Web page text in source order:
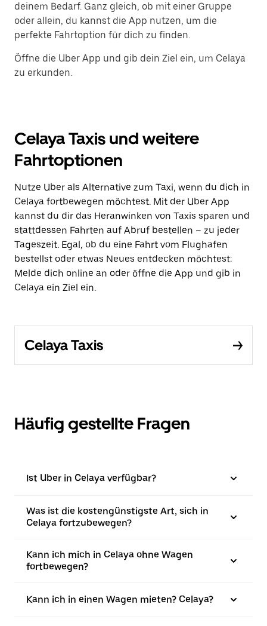
deinem Bedarf. Ganz gleich, ob mit einer Gruppe
oder allein, du kannst die App nutzen, um die
perfekte Fahrtoption für dich zu finden.
Öffne die Uber App und gib dein Ziel ein, um Celaya
zu erkunden.
Celaya Taxis und weitere
Fahrtoptionen
Nutze Uber als Alternative zum Taxi, wenn du dich in
Celaya fortbewegen möchtest. Mit der Uber App
kannst du dir das Heranwinken von Taxis sparen und
stattdessen Fahrten auf Abruf bestellen – zu jeder
Tageszeit. Egal, ob du eine Fahrt vom Flughafen
bestellst oder etwas Neues entdecken möchtest:
Melde dich online an oder öffne die App und gib in
Celaya ein Ziel ein.
Celaya Taxis
Häufig gestellte Fragen
Ist Uber in Celaya verfügbar?
Was ist die kostengünstigste Art, sich in
Celaya fortzubewegen?
Kann ich mich in Celaya ohne Wagen
fortbewegen?
Kann ich in einen Wagen mieten? Celaya?